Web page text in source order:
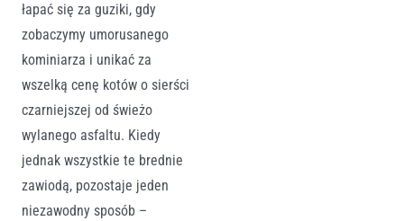
łapać się za guziki, gdy
zobaczymy umorusanego
kominiarza i unikać za
wszelką cenę kotów o sierści
czarniejszej od świeżo
wylanego asfaltu. Kiedy
jednak wszystkie te brednie
zawiodą, pozostaje jeden
niezawodny sposób –